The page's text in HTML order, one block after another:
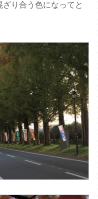
り合う色になってと